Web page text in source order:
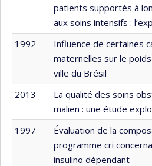
patients supportés à
aux soins intensifs :
1992
Influence de certaines
maternelles sur le
ville du Brésil
2013
La qualité des soins
malien : une étude
1997
Évaluation de la
programme cri
insulino dépendant